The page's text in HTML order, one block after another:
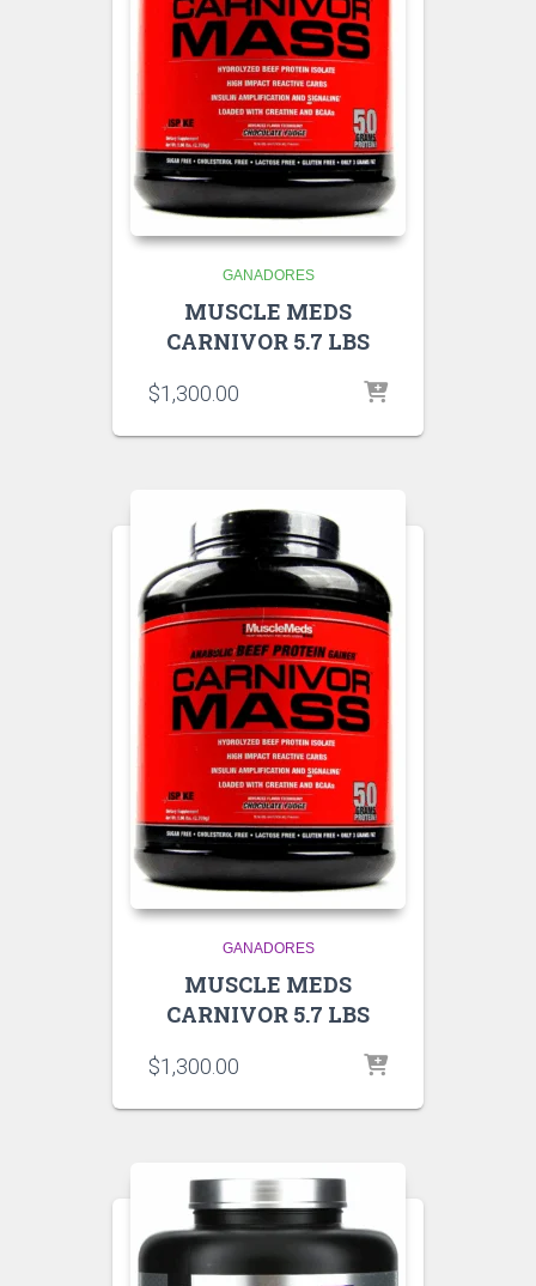
GANADORES
MUSCLE MEDS
CARNIVOR 5.7 LBS
$1,300.00
GANADORES
MUSCLE MEDS
CARNIVOR 5.7 LBS
$1,300.00